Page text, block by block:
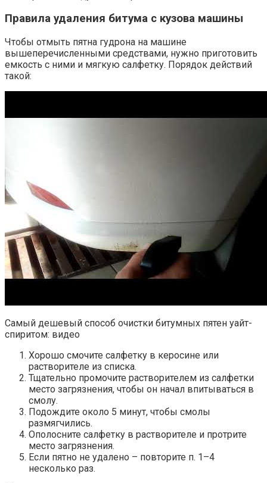
Правила удаления битума с кузова машины
Чтобы отмыть пятна гудрона на машине
вышеперечисленными средствами, нужно приготовить
емкость с ними и мягкую салфетку. Порядок действий
такой:
Самый дешевый способ очистки битумных пятен уайт-
спиритом: видео
Хорошо смочите салфетку в керосине или
растворителе из списка.
Тщательно промочите растворителем из салфетки
место загрязнения, чтобы он начал впитываться в
смолу.
Подождите около 5 минут, чтобы смолы
размягчились.
Ополосните салфетку в растворителе и протрите
место загрязнения.
Если пятно не удалено – повторите п. 1–4
несколько раз.